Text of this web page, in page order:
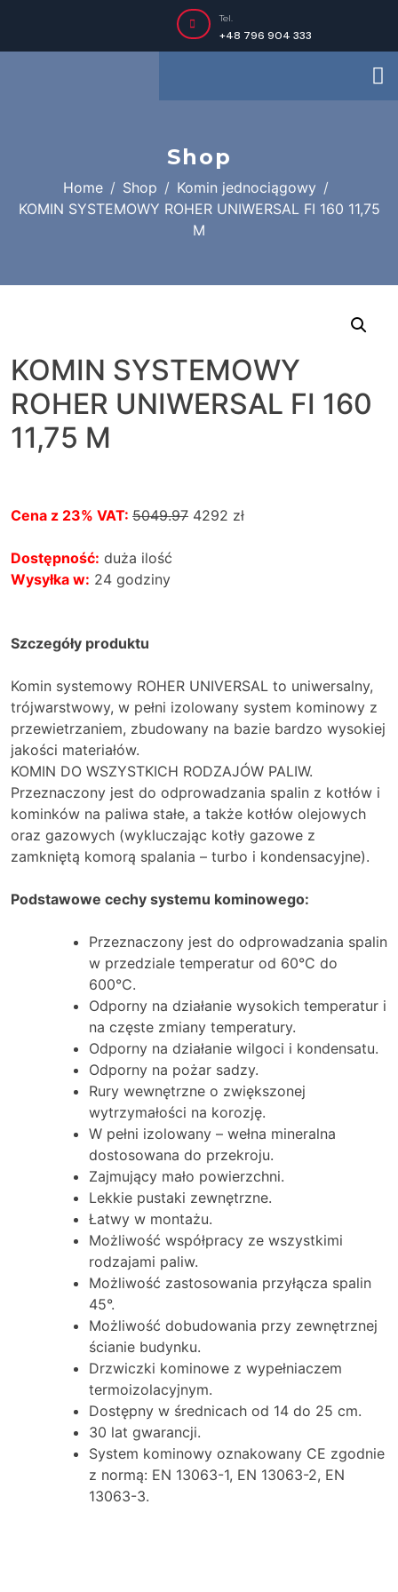
+48 796 904 333
Tel.
Shop
Home Shop
Komin jednociągowy
KOMIN SYSTEMOWY ROHER UNIWERSAL FI 160 11,75
M
KOMIN SYSTEMOWY
ROHER UNIWERSAL FI 160
11,75 M
Cena z 23% VAT: 5049.97 4292 zł
Dostępność: duża ilość
Wysyłka w: 24 godziny
Szczegóły produktu
Komin systemowy ROHER UNIVERSAL to uniwersalny,
trójwarstwowy, w pełni izolowany system kominowy z
przewietrzaniem, zbudowany na bazie bardzo wysokiej
jakości materiałów.
KOMIN DO WSZYSTKICH RODZAJÓW PALIW.
Przeznaczony jest do odprowadzania spalin z kotłów i
kominków na paliwa stałe, a także kotłów olejowych
oraz gazowych (wykluczając kotły gazowe z
zamkniętą komorą spalania – turbo i kondensacyjne).
Podstawowe cechy systemu kominowego:
Przeznaczony jest do odprowadzania spalin
w przedziale temperatur od 60°C do
600°C.
Odporny na działanie wysokich temperatur i
na częste zmiany temperatury.
Odporny na działanie wilgoci i kondensatu.
Odporny na pożar sadzy.
Rury wewnętrzne o zwiększonej
wytrzymałości na korozję.
W pełni izolowany – wełna mineralna
dostosowana do przekroju.
Zajmujący mało powierzchni.
Lekkie pustaki zewnętrzne.
Łatwy w montażu.
Możliwość współpracy ze wszystkimi
rodzajami paliw.
Możliwość zastosowania przyłącza spalin
45°.
Możliwość dobudowania przy zewnętrznej
ścianie budynku.
Drzwiczki kominowe z wypełniaczem
termoizolacyjnym.
Dostępny w średnicach od 14 do 25 cm.
30 lat gwarancji.
System kominowy oznakowany CE zgodnie
z normą: EN 13063-1, EN 13063-2, EN
13063-3.